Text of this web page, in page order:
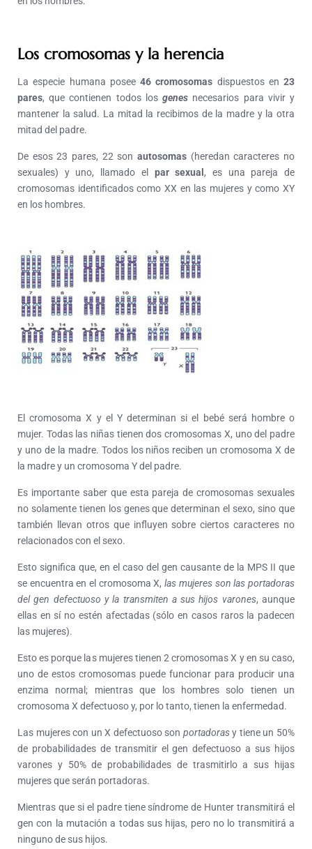
Los cromosomas y la herencia
La especie humana posee 46 cromosomas dispuestos en 23
pares, que contienen todos losgenes necesarios para vivir y
mantener la salud. La mitad la recibimos de la madre y la otra
mitad del padre.
De esos 23 pares, 22 son autosomas (heredan caracteres no
sexuales) y uno, llamado el par sexual, es una pareja de
cromosomas identificados como XX en las mujeres y como XY
en los hombres.
El cromosoma X y el Y determinan si el bebé será hombre o
mujer. Todas las niñas tienen dos cromosomas X, uno del padre
y uno de la madre. Todos los niños reciben un cromosoma X de
la madre y un cromosoma Y del padre.
Es importante saber que esta pareja de cromosomas sexuales
no solamente tienen los genes que determinan el sexo, sino que
también llevan otros que influyen sobre ciertos caracteres no
relacionados con el sexo.
Esto significa que, en el caso del gen causante de la MPS II que
se encuentra en el cromosoma X,las mujeres son las portadoras
del gen defectuoso y la transmiten a sus hijos varones, aunque
ellas en sí no estén afectadas (sólo en casos raros la padecen
las mujeres).
Esto es porque las mujeres tienen 2 cromosomas X y en su caso,
uno de estos cromosomas puede funcionar para producir una
enzima normal; mientras que los hombres solo tienen un
cromosoma X defectuoso y, por lo tanto, tienen la enfermedad.
Las mujeres con un X defectuoso son portadorasy tiene un 50%
de probabilidades de transmitir el gen defectuoso a sus hijos
varones y 50% de probabilidades de trasmitirlo a sus hijas
mujeres que serán portadoras.
Mientras que si el padre tiene síndrome de Hunter transmitirá el
gen con la mutación a todas sus hijas, pero no lo transmitirá a
ninguno de sus hijos.